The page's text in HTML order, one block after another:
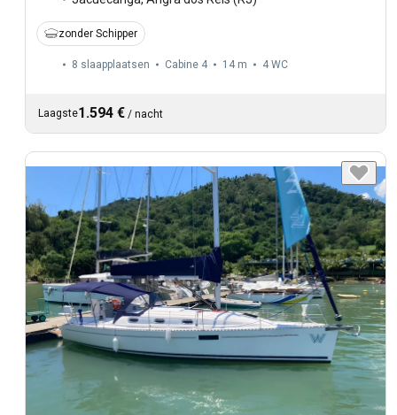
zonder Schipper
8 slaapplaatsen Cabine 4 14 m 4 WC
Laagste1.594 € / nacht